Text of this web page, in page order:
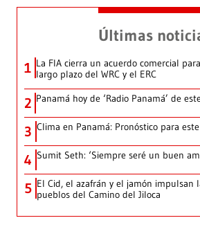
Últimas
1 La FIA cierra un acuerdo comercial
largo plazo del WRC y el ERC
2 Panamá hoy de ‘Radio Panamá’ de
3 Clima en Panamá: Pronóstico para
4 Sumit Seth: ‘Siempre seré un buen
5 El Cid, el azafrán y el jamón impulsan
pueblos del Camino del Jiloca